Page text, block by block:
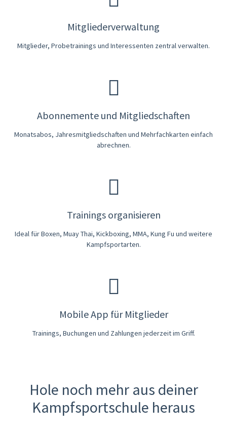
Mitgliederverwaltung
Mitglieder, Probetrainings und Interessenten zentral verwalten.
Abonnemente und Mitgliedschaften
Monatsabos, Jahresmitgliedschaften und Mehrfachkarten einfach
abrechnen.
Trainings organisieren
Ideal für Boxen, Muay Thai, Kickboxing, MMA, Kung Fu und weitere
Kampfsportarten.
Mobile App für Mitglieder
Trainings, Buchungen und Zahlungen jederzeit im Griff.
Hole noch mehr aus deiner
Kampfsportschule heraus